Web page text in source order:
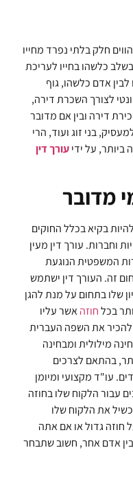
חלק בלתי נפרד מחייו
כלשהו בחייו לעריכת
אדם כלשהו, גוף
לצורך השכרת דירה,
דירה ובין אם מדובר
בני זוג ועוד, הרי
על ידיעורך דין
מדובר
בקיא בכלל החוקים
וחברות. עורך דין מעין
המשפטית הנוגעת
זה. העורך דין ישתמש
שלו בתחום על מנת להגן
בכלחוזהאשר עליו
להכיר את השפה העברית
מילולית ומבחינה
בהתאם לצרכים
עו"ד מקצועי ומיומן
עבור הלקוח שלו בחוזה
את הלקוח שלו
חוזה גדול או אם אתה
אדם אחר, חשוב שתבחר